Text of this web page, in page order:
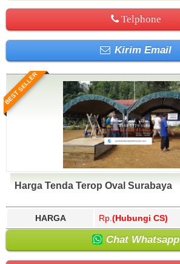
Telphone
Kirim Email
BEST SELLER
Harga Tenda Terop Oval Surabaya
HARGA Rp. (Hubungi CS)
Chat Whatsapp